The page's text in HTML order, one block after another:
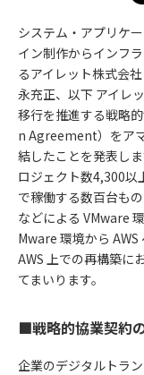
システム・アプリケ
イン制作からインフ
るアイレット株式会
永充正、以下 アイレ
移行を推進する戦略
n Agreement）をア
結したことを発表し
ロジェクト数4,300以
で稼働する数百台も
などによる VMware
Mware 環境から
AWS 上での再構築に
てまいります。
■戦略的協業契約
企業のデジタルトラ